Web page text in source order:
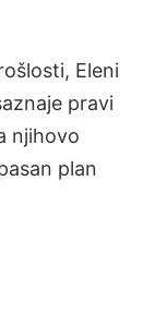
Eleni
pravi
njihovo
plan